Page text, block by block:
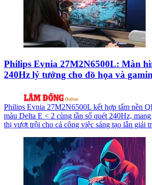
Philips Evnia 27M2N6500L: Màn
240Hz lý tưởng cho đồ họa và
Philips Evnia 27M2N6500L kết hợp tấm nền
màu Delta E < 2 cùng tần số quét 240Hz,
thị vượt trội cho cả công việc sáng tạo lẫn giải